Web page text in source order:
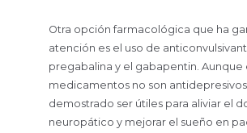
Otra opción farmacológica que ha
atención es el uso de
pregabalina y el gabapentin. Aunque
medicamentos no son
demostrado ser útiles para aliviar el
neuropático y mejorar el sueño en